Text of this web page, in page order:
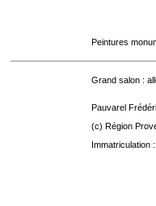
Peintures
Grand salon :
Pauvarel
(c) Région